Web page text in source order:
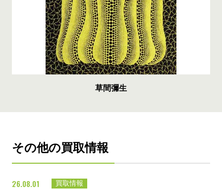
草間彌生
その他の買取情報
26.08.01 買取情報